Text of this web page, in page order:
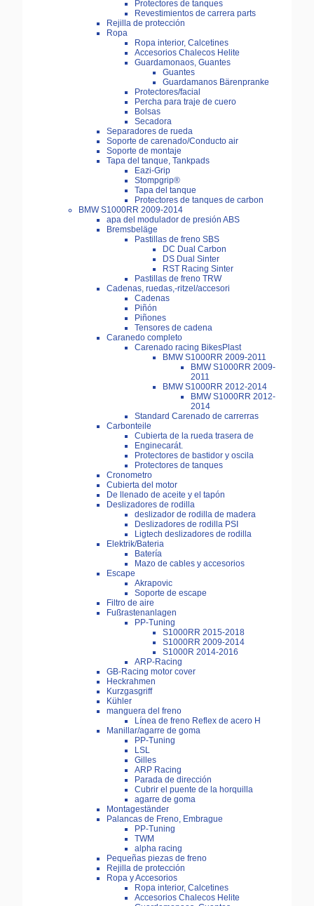
Protectores de tanques
Revestimientos de carrera parts
Rejilla de protección
Ropa
Ropa interior, Calcetines
Accesorios Chalecos Helite
Guardamonaos, Guantes
Guantes
Guardamanos Bärenpranke
Protectores/facial
Percha para traje de cuero
Bolsas
Secadora
Separadores de rueda
Soporte de carenado/Conducto air
Soporte de montaje
Tapa del tanque, Tankpads
Eazi-Grip
Stompgrip®
Tapa del tanque
Protectores de tanques de carbon
BMW S1000RR 2009-2014
apa del modulador de presión ABS
Bremsbeläge
Pastillas de freno SBS
DC Dual Carbon
DS Dual Sinter
RST Racing Sinter
Pastillas de freno TRW
Cadenas, ruedas,-ritzel/accesori
Cadenas
Piñón
Piñones
Tensores de cadena
Caranedo completo
Carenado racing BikesPlast
BMW S1000RR 2009-2011
BMW S1000RR 2009-
2011
BMW S1000RR 2012-2014
BMW S1000RR 2012-
2014
Standard Carenado de carrerras
Carbonteile
Cubierta de la rueda trasera de
Enginecarát.
Protectores de bastidor y oscila
Protectores de tanques
Cronometro
Cubierta del motor
De llenado de aceite y el tapón
Deslizadores de rodilla
deslizador de rodilla de madera
Deslizadores de rodilla PSI
Ligtech deslizadores de rodilla
Elektrik/Bateria
Batería
Mazo de cables y accesorios
Escape
Akrapovic
Soporte de escape
Filtro de aire
Fußrastenanlagen
PP-Tuning
S1000RR 2015-2018
S1000RR 2009-2014
S1000R 2014-2016
ARP-Racing
GB-Racing motor cover
Heckrahmen
Kurzgasgriff
Kühler
manguera del freno
Línea de freno Reflex de acero H
Manillar/agarre de goma
PP-Tuning
LSL
Gilles
ARP Racing
Parada de dirección
Cubrir el puente de la horquilla
agarre de goma
Montageständer
Palancas de Freno, Embrague
PP-Tuning
TWM
alpha racing
Pequeñas piezas de freno
Rejilla de protección
Ropa y Accesorios
Ropa interior, Calcetines
Accesorios Chalecos Helite